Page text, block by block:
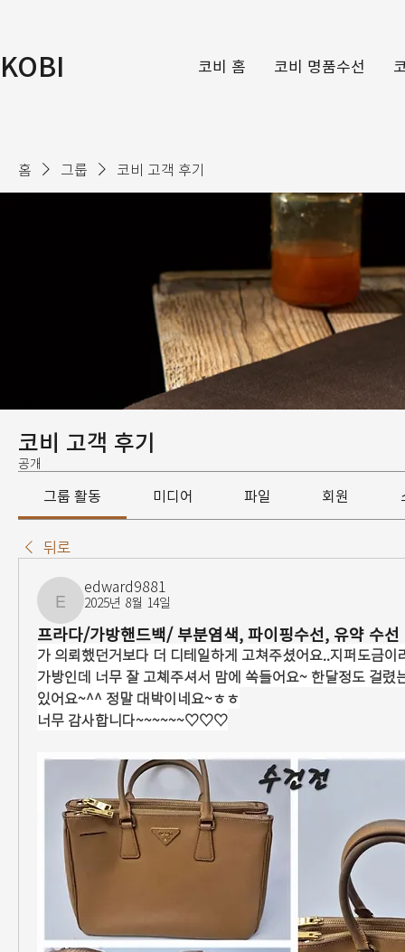
KOBI 코비 홈 코비 명품수선
홈 그룹 코비 고객 후기
코비 고객 후기
공개
그룹 활동 미디어 파일 회원
뒤로
edward9881
edward9881
2025년 8월 14일
프라다/가방핸드백/ 부분염색, 파이핑수선, 유약 수선
가 의뢰했던거보다 더 디테일하게 고쳐주셨어요..지퍼도금
가방인데 너무 잘 고쳬주셔서 맘에 쏙들어요~ 한달정도 걸렸
있어요~^^ 정말 대박이네요~ㅎㅎ
너무 감사합니다~~~~~~♡♡♡